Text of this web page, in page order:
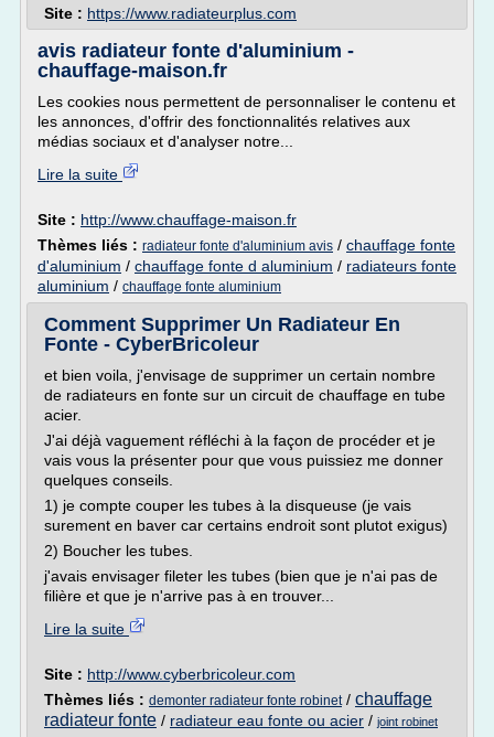
Site : https://www.radiateurplus.com
avis radiateur fonte d'aluminium -
chauffage-maison.fr
Les cookies nous permettent de personnaliser le contenu et
les annonces, d'offrir des fonctionnalités relatives aux
médias sociaux et d'analyser notre...
Lire la suite
Site : http://www.chauffage-maison.fr
Thèmes liés : radiateur fonte d'aluminium avis / chauffage fonte
d'aluminium / chauffage fonte d aluminium / radiateurs fonte
aluminium / chauffage fonte aluminium
Comment Supprimer Un Radiateur En
Fonte - CyberBricoleur
et bien voila, j'envisage de supprimer un certain nombre
de radiateurs en fonte sur un circuit de chauffage en tube
acier.
J'ai déjà vaguement réfléchi à la façon de procéder et je
vais vous la présenter pour que vous puissiez me donner
quelques conseils.
1) je compte couper les tubes à la disqueuse (je vais
surement en baver car certains endroit sont plutot exigus)
2) Boucher les tubes.
j'avais envisager fileter les tubes (bien que je n'ai pas de
filière et que je n'arrive pas à en trouver...
Lire la suite
Site : http://www.cyberbricoleur.com
Thèmes liés : demonter radiateur fonte robinet/ chauffage
radiateur fonte / radiateur eau fonte ou acier / joint robinet